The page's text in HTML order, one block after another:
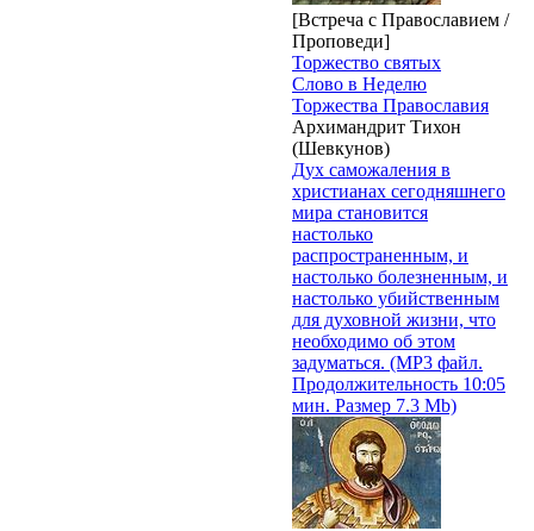
[Встреча с Православием /
Проповеди]
Торжество святых
Слово в Неделю
Торжества Православия
Архимандрит Тихон
(Шевкунов)
Дух саможаления в
христианах сегодняшнего
мира становится
настолько
распространенным, и
настолько болезненным, и
настолько убийственным
для духовной жизни, что
необходимо об этом
задуматься. (MP3 файл.
Продолжительность 10:05
мин. Размер 7.3 Mb)